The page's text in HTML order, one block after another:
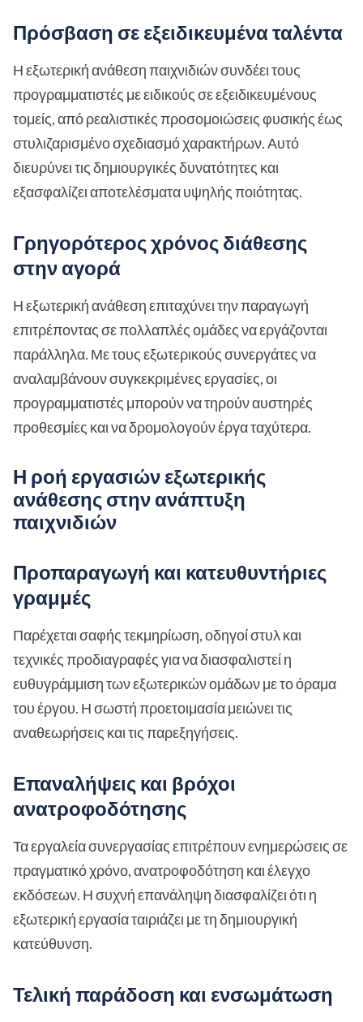
Πρόσβαση σε εξειδικευμένα ταλέντα
Η εξωτερική ανάθεση παιχνιδιών συνδέει τους
προγραμματιστές με ειδικούς σε εξειδικευμένους
τομείς, από ρεαλιστικές προσομοιώσεις φυσικής έως
στυλιζαρισμένο σχεδιασμό χαρακτήρων. Αυτό
διευρύνει τις δημιουργικές δυνατότητες και
εξασφαλίζει αποτελέσματα υψηλής ποιότητας.
Γρηγορότερος χρόνος διάθεσης
στην αγορά
Η εξωτερική ανάθεση επιταχύνει την παραγωγή
επιτρέποντας σε πολλαπλές ομάδες να εργάζονται
παράλληλα. Με τους εξωτερικούς συνεργάτες να
αναλαμβάνουν συγκεκριμένες εργασίες, οι
προγραμματιστές μπορούν να τηρούν αυστηρές
προθεσμίες και να δρομολογούν έργα ταχύτερα.
Η ροή εργασιών εξωτερικής
ανάθεσης στην ανάπτυξη
παιχνιδιών
Προπαραγωγή και κατευθυντήριες
γραμμές
Παρέχεται σαφής τεκμηρίωση, οδηγοί στυλ και
τεχνικές προδιαγραφές για να διασφαλιστεί η
ευθυγράμμιση των εξωτερικών ομάδων με το όραμα
του έργου. Η σωστή προετοιμασία μειώνει τις
αναθεωρήσεις και τις παρεξηγήσεις.
Επαναλήψεις και βρόχοι
ανατροφοδότησης
Τα εργαλεία συνεργασίας επιτρέπουν ενημερώσεις σε
πραγματικό χρόνο, ανατροφοδότηση και έλεγχο
εκδόσεων. Η συχνή επανάληψη διασφαλίζει ότι η
εξωτερική εργασία ταιριάζει με τη δημιουργική
κατεύθυνση.
Τελική παράδοση και ενσωμάτωση